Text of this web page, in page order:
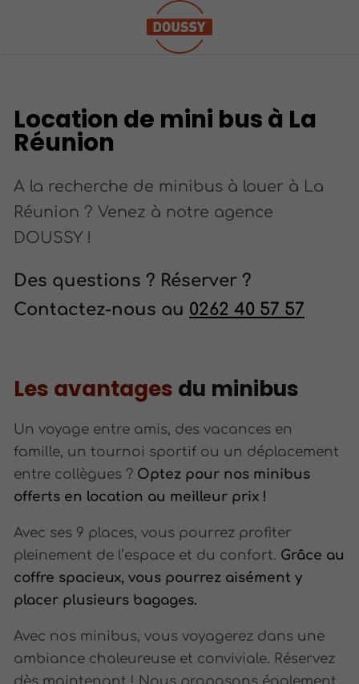
Location de mini bus à La
Réunion
A la recherche de minibus à louer à La
Réunion ? Venez à notre agence
DOUSSY !
Des questions ? Réserver ?
Contactez-nous au 0262 40 57 57
Les avantages du minibus
Un voyage entre amis, des vacances en
famille, un tournoi sportif ou un déplacement
entre collègues ? Optez pour nos minibus
offerts en location au meilleur prix !
Avec ses 9 places, vous pourrez profiter
pleinement de l’espace et du confort. Grâce au
coffre spacieux, vous pourrez aisément y
placer plusieurs bagages.
Avec nos minibus, vous voyagerez dans une
ambiance chaleureuse et conviviale. Réservez